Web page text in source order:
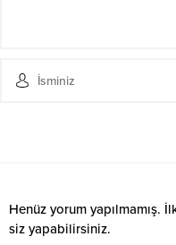
Henüz yorum yapılmamış.
siz yapabilirsiniz.